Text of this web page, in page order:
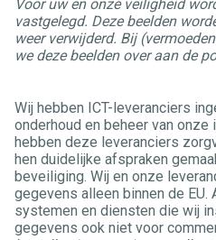
Voor uw en onze veiligheid
vastgelegd. Deze beelden
weer verwijderd. Bij
we deze beelden over aan de
Wij hebben ICT-leveranciers
onderhoud en beheer van
hebben deze leveranciers
hen duidelijke afspraken
beveiliging. Wij en onze
gegevens alleen binnen de EU.
systemen en diensten die wij
gegevens ook niet voor